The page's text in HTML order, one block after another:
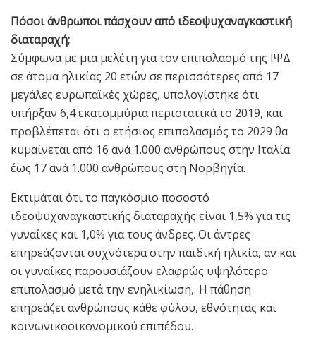
Πόσοι άνθρωποι πάσχουν από ιδεοψυχαναγκαστική
διαταραχή;
Σύμφωνα με μια μελέτη για τον επιπολασμό της ΙΨΔ
σε άτομα ηλικίας 20 ετών σε περισσότερες από 17
μεγάλες ευρωπαϊκές χώρες, υπολογίστηκε ότι
υπήρξαν 6,4 εκατομμύρια περιστατικά το 2019, και
προβλέπεται ότι ο ετήσιος επιπολασμός το 2029 θα
κυμαίνεται από 16 ανά 1.000 ανθρώπους στην Ιταλία
έως 17 ανά 1.000 ανθρώπους στη Νορβηγία.
Εκτιμάται ότι το παγκόσμιο ποσοστό
ιδεοψυχαναγκαστικής διαταραχής είναι 1,5% για τις
γυναίκες και 1,0% για τους άνδρες. Οι άντρες
επηρεάζονται συχνότερα στην παιδική ηλικία, αν και
οι γυναίκες παρουσιάζουν ελαφρώς υψηλότερο
επιπολασμό μετά την ενηλικίωση,. Η πάθηση
επηρεάζει ανθρώπους κάθε φύλου, εθνότητας και
κοινωνικοοικονομικού επιπέδου.